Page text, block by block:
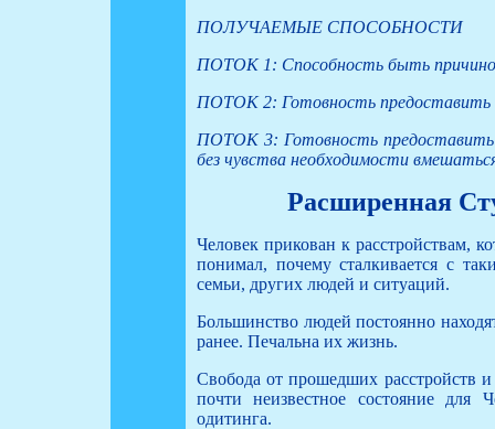
ПОЛУЧАЕМЫЕ СПОСОБНОСТИ
ПОТОК 1: Способность быть
ПОТОК 2: Готовность предоставить
ПОТОК 3: Готовность предоставить
без чувства необходимости
Расширенная
Человек прикован к расстройствам,
понимал, почему сталкивается с
семьи, других людей и ситуаций.
Большинство людей постоянно
ранее. Печальна их жизнь.
Свобода от прошедших расстройств
почти неизвестное состояние
одитинга.